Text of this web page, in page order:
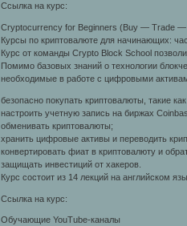
Ссылка на курс:
Cryptocurrency for Beginners (Buy — Trade —
Курсы по криптовалюте для начинающих:
Курс от команды Crypto Block School
Помимо базовых знаний о технологии
необходимые в работе с цифровыми
безопасно покупать криптовалюты, такие
настроить учетную запись на биржах
обменивать криптовалюты;
хранить цифровые активы и переводить
конвертировать фиат в криптовалюту и
защищать инвестиций от хакеров.
Курс состоит из 14 лекций на английском
Ссылка на курс:
Обучающие YouTube-каналы